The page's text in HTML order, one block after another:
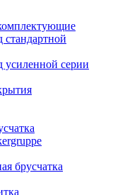
серии
брусчатка